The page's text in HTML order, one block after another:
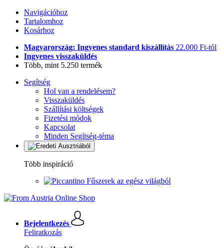
Navigációhoz
Tartalomhoz
Kosárhoz
Magyarország: Ingyenes standard kiszállítás 22.000 Ft-tól
Ingyenes visszaküldés
Több, mint 5.250 termék
Segítség
Hol van a rendelésem?
Visszaküldés
Szállítási költségek
Fizetési módok
Kapcsolat
Minden Segítség-téma
Több inspiráció
Fűszerek az egész világból
Bejelentkezés
Feliratkozás